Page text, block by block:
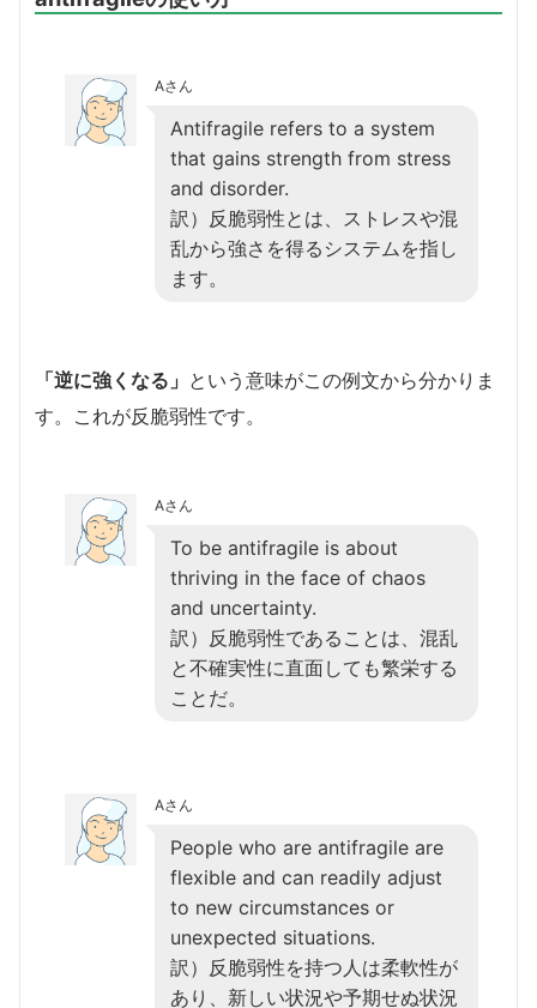
Aさん
Antifragile refers to a system
that gains strength from stress
and disorder.
訳）反脆弱性とは、ストレスや混
乱から強さを得るシステムを指し
ます。
「逆に強くなる」 という意味がこの例文から分かりま
す。これが反脆弱性です。
Aさん
To be antifragile is about
thriving in the face of chaos
and uncertainty.
訳）反脆弱性であることは、混乱
と不確実性に直面しても繁栄する
ことだ。
Aさん
People who are antifragile are
flexible and can readily adjust
to new circumstances or
unexpected situations.
訳）反脆弱性を持つ人は柔軟性が
あり、新しい状況や予期せぬ状況